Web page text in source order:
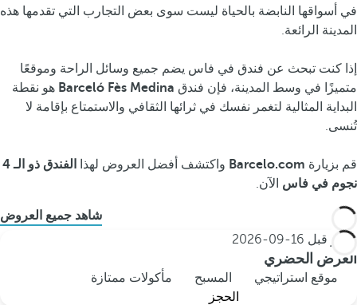
في أسواقها النابضة بالحياة ليست سوى بعض التجارب التي تقدمها هذه
المدينة الرائعة.
إذا كنت تبحث عن فندق في فاس يضم جميع وسائل الراحة وموقعًا
متميزًا في وسط المدينة، فإن فندق Barceló Fès Medina هو نقطة
البداية المثالية لتغمر نفسك في ثرائها الثقافي والاستمتاع بإقامة لا
تُنسى.
قم بزيارة Barcelo.com واكتشف أفضل العروض لهذا
الفندق ذو الـ 4
نجوم في فاس الآن.
شاهد جميع العروض
احجز قبل 16-09-2026
العرض الحضري
موقع استراتيجي المسبح
مأكولات ممتازة
الحجز